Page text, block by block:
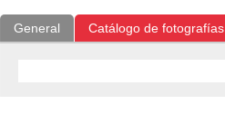
General Catálogo de fotografías